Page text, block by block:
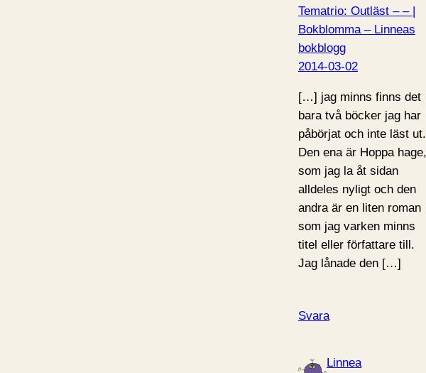
Tematrio: Outläst – – |
Bokblomma – Linneas
bokblogg
2014-03-02
[…] jag minns finns det
bara två böcker jag har
påbörjat och inte läst ut.
Den ena är Hoppa hage,
som jag la åt sidan
alldeles nyligt och den
andra är en liten roman
som jag varken minns
titel eller författare till.
Jag lånade den […]
Svara
Linnea